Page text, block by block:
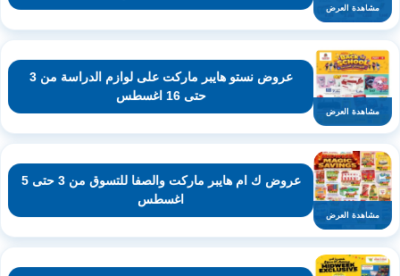
مشاهدة العرض
مشاهدة العرض
عروض نستو هايبر ماركت على لوازم الدراسة من 3
حتى 16 اغسطس
مشاهدة العرض
عروض ك ام هايبر ماركت والصفا للتسوق من 3 حتى 5
اغسطس